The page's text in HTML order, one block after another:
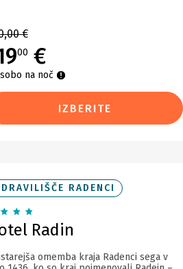
€
00 €
na noč
IZBERITE
RADENCI
Radin
omemba kraja Radenci sega v